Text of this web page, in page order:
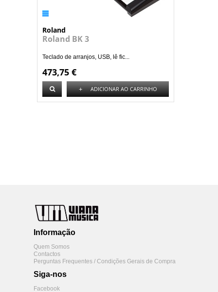
Roland
Roland BK 3
Teclado de arranjos, USB, lê fic...
473,75 €
+ ADICIONAR AO CARRINHO
Informação
Quem Somos
Contactos
Perguntas Frequentes / Condições Gerais de Compra
Siga-nos
Facebook